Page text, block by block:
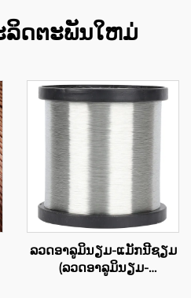
ລິດຕະພັນໃຫມ່
ລວດອາລູມິນຽມ-ແມັກນີຊຽມ
(ລວດອາລູມິນຽມ-